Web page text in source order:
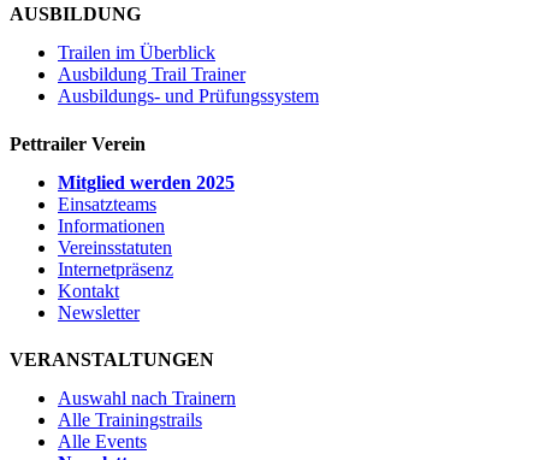
AUSBILDUNG
Trailen im Überblick
Ausbildung Trail Trainer
Ausbildungs- und Prüfungssystem
Pettrailer Verein
Mitglied werden 2025
Einsatzteams
Informationen
Vereinsstatuten
Internetpräsenz
Kontakt
Newsletter
VERANSTALTUNGEN
Auswahl nach Trainern
Alle Trainingstrails
Alle Events